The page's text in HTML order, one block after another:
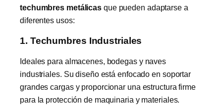
techumbres metálicas que pueden adaptarse a
diferentes usos:
1. Techumbres Industriales
Ideales para almacenes, bodegas y naves
industriales. Su diseño está enfocado en soportar
grandes cargas y proporcionar una estructura firme
para la protección de maquinaria y materiales.